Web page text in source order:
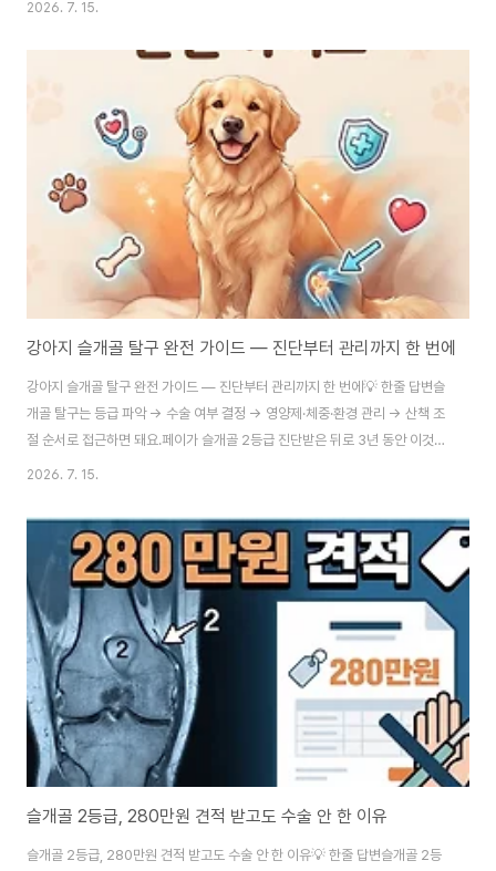
상하다는 걸 느꼈어요. 바로 안아서 집으로 뛰었어요.집에 와서 에어컨 틀고 발
바닥에 물 적셔줬더니 10분 뒤에 정상으로 돌아왔어요. 그날 독산동물병원 원
장님한테 전화해서 얘기했더니 이러시더라고요. "열사병 직전이었어요. 5분만
더 있었으면 병원 왔어야 했어요."그날 배운 게 있어요. 그늘이라고, 해가 졌다
고, 짧게 나갔다고 안전..
2026. 7. 15.
강아지 슬개골 탈구 완전 가이드 — 진단부터 관리까지 한 번에
강아지 슬개골 탈구 완전 가이드 — 진단부터 관리까지 한 번에💡 한줄 답변슬
개골 탈구는 등급 파악 → 수술 여부 결정 → 영양제·체중·환경 관리 → 산책 조
절 순서로 접근하면 돼요.페이가 슬개골 2등급 진단받은 뒤로 3년 동안 이것저
것 써왔어요. 등급 설명부터 수술비, 영양제, 산책, 집 환경, 회고까지. 어디서
으셔도 되고, 필요한 부분만 골라 읽으셔도 돼요.STEP 1 · 우리 아이 슬개골,
지금 어느 등급인가요슬개골 탈구는 1~4등급으로 나뉘어요. 등급마다 증상도,
치료 방향도 완전히 달라요. 가장 먼저 읽어야 할 글이에요.📄 강아지 슬개골
탈구 1~4등급 증상·수술비 총정리1등급부터 4등급까지 단계별 증상 비교표,
고위험..
2026. 7. 15.
슬개골 2등급, 280만원 견적 받고도 수술 안 한 이유
슬개골 2등급, 280만원 견적 받고도 수술 안 한 이유💡 한줄 답변슬개골 2등